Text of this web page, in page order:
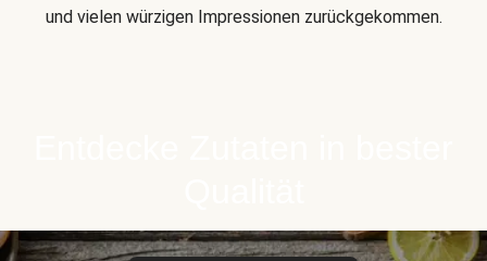
und vielen würzigen Impressionen zurückgekommen.